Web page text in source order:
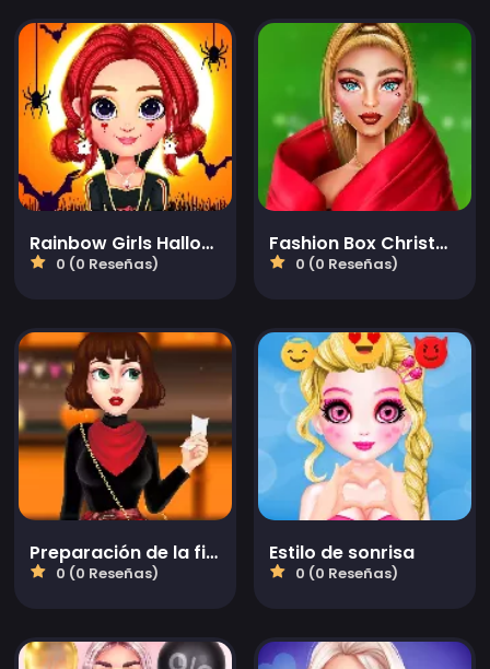
Rainbow Girls Halloween Salon
0 (0 Reseñas)
Fashion Box Christmas Diva
0 (0 Reseñas)
Preparación de la fiesta de Acción de Gracias
0 (0 Reseñas)
Estilo de sonrisa
0 (0 Reseñas)